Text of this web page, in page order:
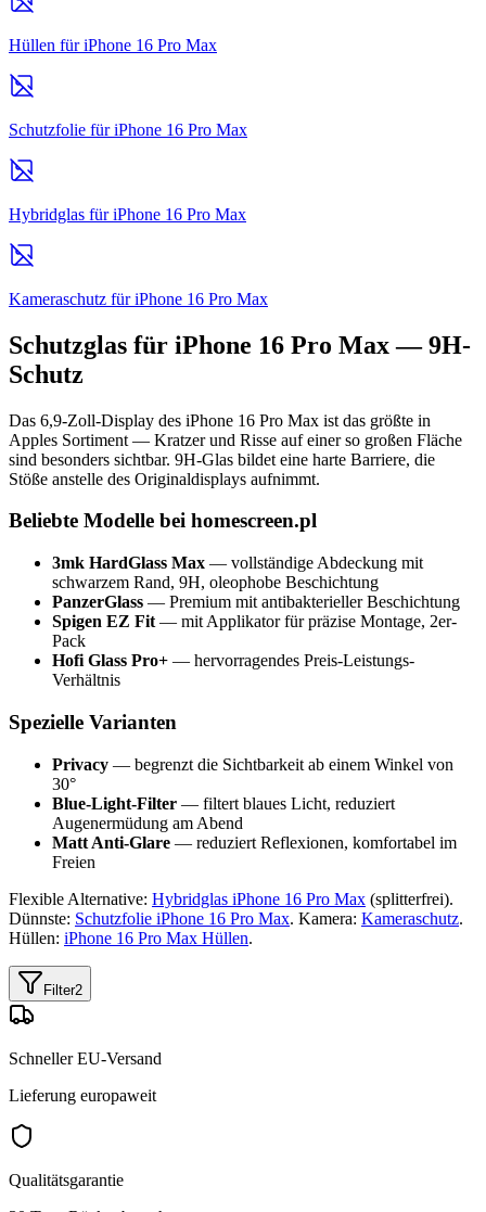
Hüllen für iPhone 16 Pro Max
Schutzfolie für iPhone 16 Pro Max
Hybridglas für iPhone 16 Pro Max
Kameraschutz für iPhone 16 Pro Max
Schutzglas für iPhone 16 Pro Max — 9H-
Schutz
Das 6,9-Zoll-Display des iPhone 16 Pro Max ist das größte in
Apples Sortiment — Kratzer und Risse auf einer so großen Fläche
sind besonders sichtbar. 9H-Glas bildet eine harte Barriere, die
Stöße anstelle des Originaldisplays aufnimmt.
Beliebte Modelle bei homescreen.pl
3mk HardGlass Max — vollständige Abdeckung mit
schwarzem Rand, 9H, oleophobe Beschichtung
PanzerGlass — Premium mit antibakterieller Beschichtung
Spigen EZ Fit — mit Applikator für präzise Montage, 2er-
Pack
Hofi Glass Pro+ — hervorragendes Preis-Leistungs-
Verhältnis
Spezielle Varianten
Privacy — begrenzt die Sichtbarkeit ab einem Winkel von
30°
Blue-Light-Filter — filtert blaues Licht, reduziert
Augenermüdung am Abend
Matt Anti-Glare — reduziert Reflexionen, komfortabel im
Freien
Flexible Alternative: Hybridglas iPhone 16 Pro Max (splitterfrei).
Dünnste: Schutzfolie iPhone 16 Pro Max. Kamera: Kameraschutz.
Hüllen: iPhone 16 Pro Max Hüllen.
Filter2
Schneller EU-Versand
Lieferung europaweit
Qualitätsgarantie